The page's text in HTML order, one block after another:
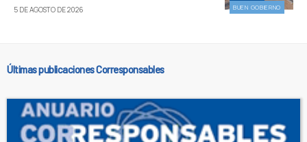
BUEN GOBIERNO
5 DE AGOSTO DE 2026
Últimas publicaciones Corresponsables